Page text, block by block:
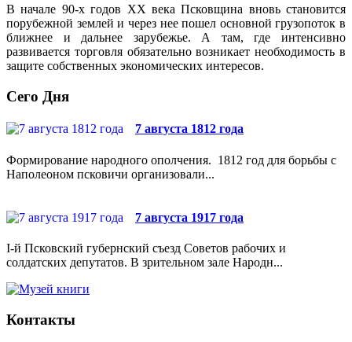
В начале 90-х годов ХХ века Псковщина вновь становится
порубежной землей и через нее пошел основной грузопоток в
ближнее и дальнее зарубежье. А там, где интенсивно
развивается торговля обязательно возникает необходимость в
защите собственных экономических интересов.
Сего Дня
7 августа 1812 года
Формирование народного ополчения. 1812 год для борьбы с
Наполеоном псковичи организовали...
7 августа 1917 года
I-й Псковский губернский съезд Советов рабочих и
солдатских депутатов. В зрительном зале Народн...
Контакты